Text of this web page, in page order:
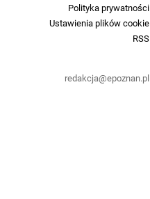
Polityka prywatności
Ustawienia plików cookie
RSS
redakcja@epoznan.pl